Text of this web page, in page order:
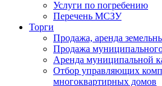
Услуги по погребению
Перечень МСЗУ
Торги
Продажа, аренда
Продажа
Аренда муниципальной
Отбор управляющих
многоквартирных домов